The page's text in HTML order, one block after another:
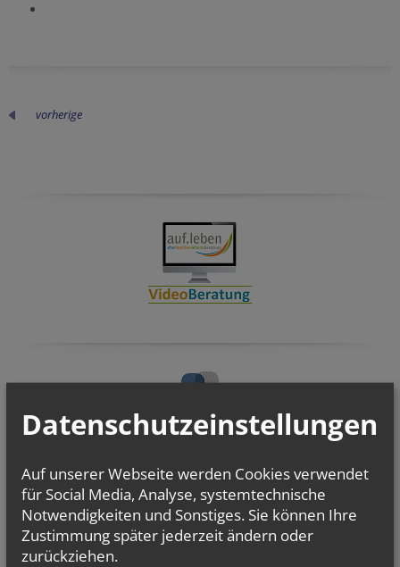
vorherige
Für freiwillige Kostenbeiträge sind wir dankbar
Datenschutzeinstellungen
Auf unserer Webseite werden Cookies verwendet
für Social Media, Analyse, systemtechnische
Notwendigkeiten und Sonstiges. Sie können Ihre
Zustimmung später jederzeit ändern oder
zurückziehen.